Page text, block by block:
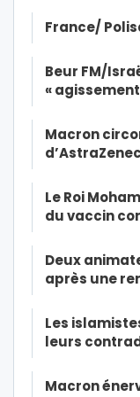
France/
Beur FM/
«
Macron
Le Roi
du vaccin
Deux
après une
Les
leurs
Macron